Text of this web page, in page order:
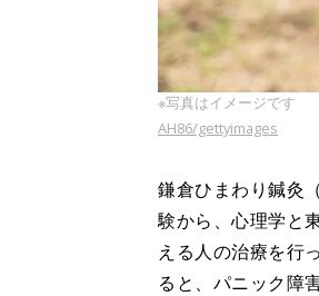
※写真はイメージです
AH86/gettyimages
鎌倉ひまわり鍼灸
験から、心理学と
える人の治療を行
ると、パニック障